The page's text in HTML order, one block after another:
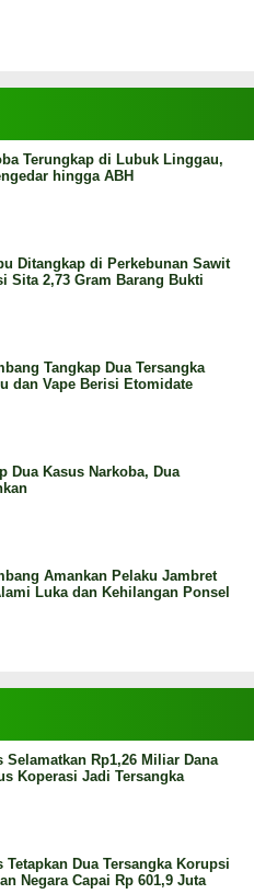
Terungkap di Lubuk Linggau,
hingga ABH
Ditangkap di Perkebunan Sawit
Sita 2,73 Gram Barang Bukti
Tangkap Dua Tersangka
dan Vape Berisi Etomidate
Dua Kasus Narkoba, Dua
Amankan Pelaku Jambret
Luka dan Kehilangan Ponsel
Selamatkan Rp1,26 Miliar Dana
Koperasi Jadi Tersangka
Tetapkan Dua Tersangka Korupsi
Negara Capai Rp 601,9 Juta